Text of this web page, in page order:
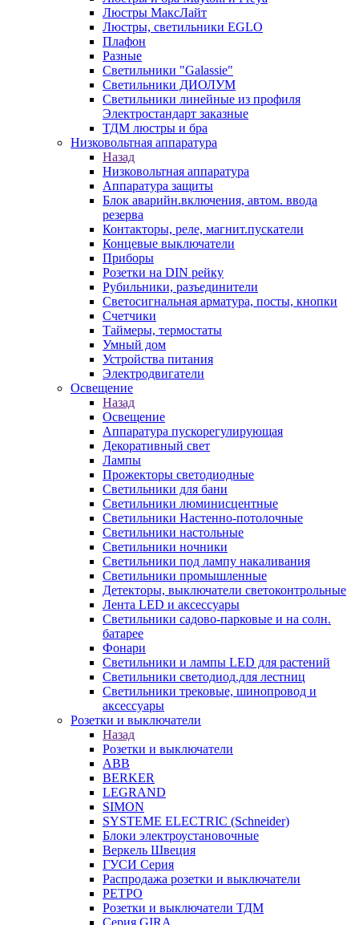
Люстры МаксЛайт
Люстры, светильники EGLO
Плафон
Разные
Светильники "Galassie"
Светильники ДИОЛУМ
Светильники линейные из профиля
Электростандарт заказные
ТДМ люстры и бра
Низковольтная аппаратура
Назад
Низковольтная аппаратура
Аппаратура защиты
Блок аварийн.включения, автом. ввода
резерва
Контакторы, реле, магнит.пускатели
Концевые выключатели
Приборы
Розетки на DIN рейку
Рубильники, разъединители
Светосигнальная арматура, посты, кнопки
Счетчики
Таймеры, термостаты
Умный дом
Устройства питания
Электродвигатели
Освещение
Назад
Освещение
Аппаратура пускорегулирующая
Декоративный свет
Лампы
Прожекторы светодиодные
Светильники для бани
Светильники люминисцентные
Светильники Настенно-потолочные
Светильники настольные
Светильники ночники
Светильники под лампу накаливания
Светильники промышленные
Детекторы, выключатели светоконтрольные
Лента LED и аксессуары
Светильники садово-парковые и на солн.
батарее
Фонари
Светильники и лампы LED для растений
Светильники светодиод.для лестниц
Светильники трековые, шинопровод и
аксессуары
Розетки и выключатели
Назад
Розетки и выключатели
ABB
BERKER
LEGRAND
SIMON
SYSTEME ELECTRIC (Schneider)
Блоки электроустановочные
Веркель Швеция
ГУСИ Серия
Распродажа розетки и выключатели
РЕТРО
Розетки и выключатели ТДМ